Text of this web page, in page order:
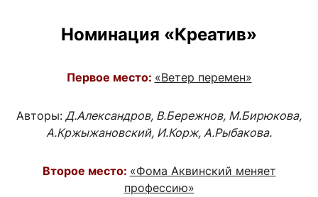
Номинация «Креатив»
Первое место: «Ветер перемен»
Авторы: Д.Александров, В.Бережнов, М.Бирюкова,
А.Кржыжановский, И.Корж, А.Рыбакова.
Второе место: «Фома Аквинский меняет
профессию»